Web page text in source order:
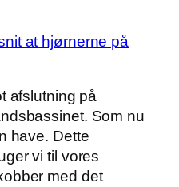
afslutning på
Som nu
have. Dette
vi til vores
med det